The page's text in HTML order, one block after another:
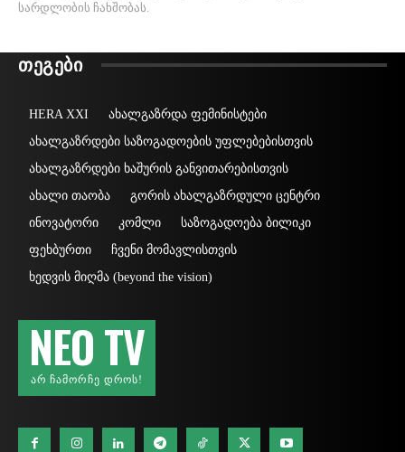
სარდლობის ჩახშობას.
ᲗᲔᲒᲔᲑᲘ
HERA XXI
ახალგაზრდა ფემინისტები
ახალგაზრდები საზოგადოების უფლებებისთვის
ახალგაზრდები ხაშურის განვითარებისთვის
ახალი თაობა
გორის ახალგაზრდული ცენტრი
ინოვატორი
კომლი
საზოგადოება ბილიკი
ფეხბურთი
ჩვენი მომავლისთვის
ხედვის მიღმა (beyond the vision)
NEO TV
ᲐᲠ ᲩᲐᲛᲝᲠᲩᲔ ᲓᲠᲝᲡ!